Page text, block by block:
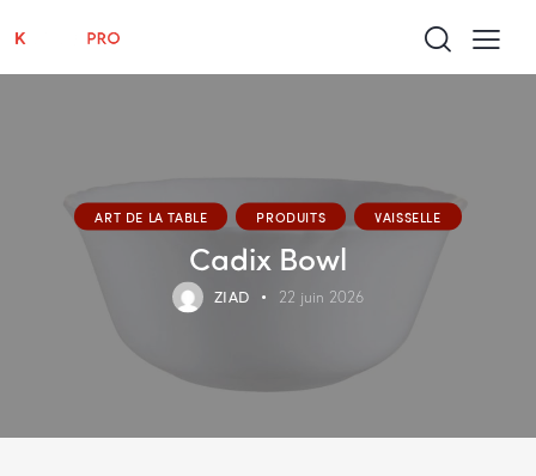
ART DE LA TABLE PRODUITS VAISSELLE
Cadix Bowl
ZIAD 22 juin 2026